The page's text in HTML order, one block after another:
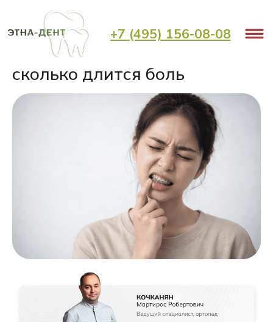
+7 (495) 156-08-08
Больно ли ставить брекеты и
сколько длится боль
< Назад